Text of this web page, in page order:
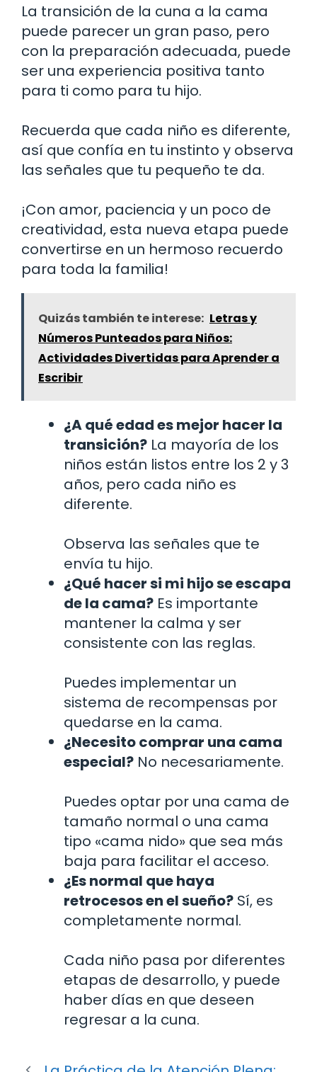
La transición de la cuna a la cama
puede parecer un gran paso, pero
con la preparación adecuada, puede
ser una experiencia positiva tanto
para ti como para tu hijo.
Recuerda que cada niño es diferente,
así que confía en tu instinto y observa
las señales que tu pequeño te da.
¡Con amor, paciencia y un poco de
creatividad, esta nueva etapa puede
convertirse en un hermoso recuerdo
para toda la familia!
Quizás también te interese: Letras y
Números Punteados para Niños:
Actividades Divertidas para Aprender a
Escribir
¿A qué edad es mejor hacer la
transición? La mayoría de los
niños están listos entre los 2 y 3
años, pero cada niño es
diferente.
Observa las señales que te
envía tu hijo.
¿Qué hacer si mi hijo se escapa
de la cama? Es importante
mantener la calma y ser
consistente con las reglas.
Puedes implementar un
sistema de recompensas por
quedarse en la cama.
¿Necesito comprar una cama
especial? No necesariamente.
Puedes optar por una cama de
tamaño normal o una cama
tipo «cama nido» que sea más
baja para facilitar el acceso.
¿Es normal que haya
retrocesos en el sueño? Sí, es
completamente normal.
Cada niño pasa por diferentes
etapas de desarrollo, y puede
haber días en que deseen
regresar a la cuna.